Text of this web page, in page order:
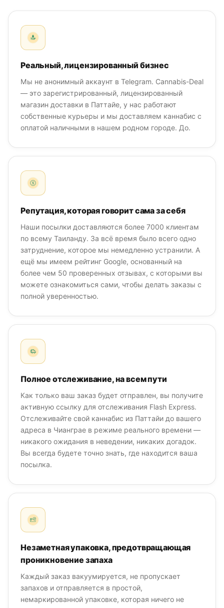
Реальный, лицензированный бизнес
Мы не анонимный аккаунт в Telegram. Cannabis-Deal
— это зарегистрированный, лицензированный
магазин доставки в Паттайе, у нас работают
собственные курьеры и мы доставляем каннабис с
оплатой наличными в нашем родном городе. До.
Репутация, которая говорит сама за себя
Наши посылки доставляются более 7000 клиентам
по всему Таиланду. За всё время было всего одно
затруднение, которое мы немедленно устранили. А
ещё мы имеем рейтинг Google, основанный на
более чем 50 проверенных отзывах, с которыми вы
можете ознакомиться сами, чтобы делать заказы с
полной уверенностью.
Полное отслеживание, на всем пути
Как только ваш заказ будет отправлен, вы получите
активную ссылку для отслеживания Flash Express.
Отслеживайте свой каннабис из Паттайи до вашего
адреса в Чианграе в режиме реального времени —
никакого ожидания в неведении, никаких догадок.
Вы всегда будете точно знать, где находится ваша
посылка.
Незаметная упаковка, предотвращающая
проникновение запаха
Каждый заказ вакуумируется, не пропускает
запахов и отправляется в простой,
немаркированной упаковке, которая ничего не